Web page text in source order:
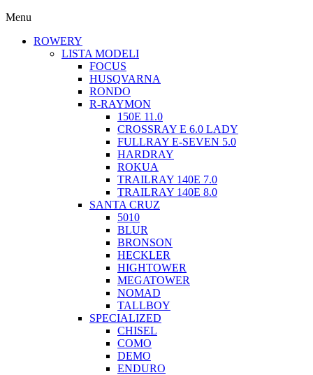
Menu
ROWERY
LISTA MODELI
FOCUS
HUSQVARNA
RONDO
R-RAYMON
150E 11.0
CROSSRAY E 6.0 LADY
FULLRAY E-SEVEN 5.0
HARDRAY
ROKUA
TRAILRAY 140E 7.0
TRAILRAY 140E 8.0
SANTA CRUZ
5010
BLUR
BRONSON
HECKLER
HIGHTOWER
MEGATOWER
NOMAD
TALLBOY
SPECIALIZED
CHISEL
COMO
DEMO
ENDURO